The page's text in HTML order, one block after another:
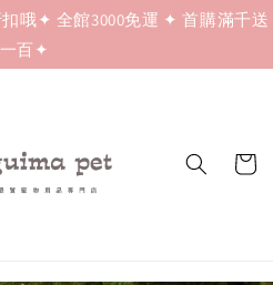
哦✦ 全館3000免運 ✦ 首購滿千送
一百✦